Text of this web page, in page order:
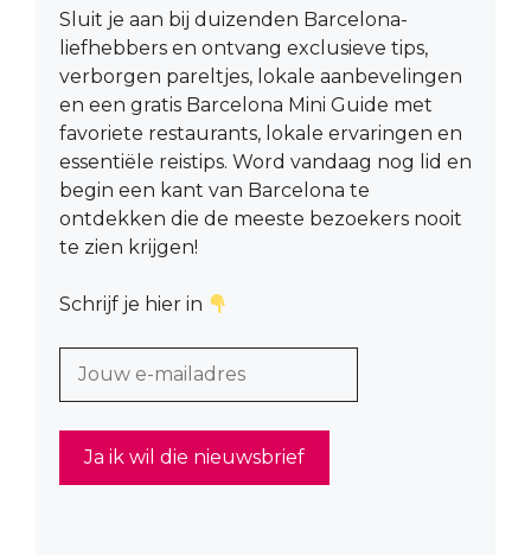
Sluit je aan bij duizenden Barcelona-
liefhebbers en ontvang exclusieve tips,
verborgen pareltjes, lokale aanbevelingen
en een gratis Barcelona Mini Guide met
favoriete restaurants, lokale ervaringen en
essentiële reistips. Word vandaag nog lid en
begin een kant van Barcelona te
ontdekken die de meeste bezoekers nooit
te zien krijgen!
Schrijf je hier in